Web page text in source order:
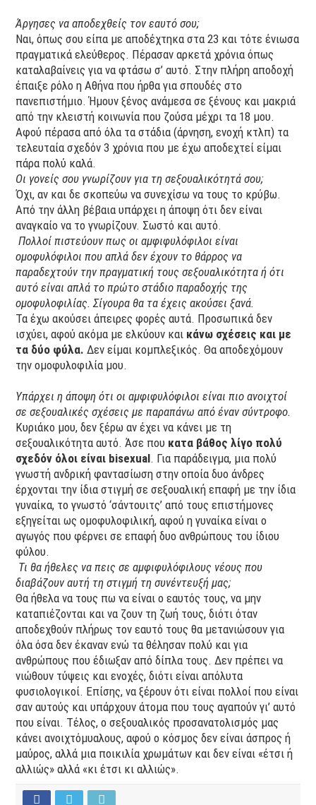
Άργησες να αποδεχθείς τον εαυτό σου;
Ναι, όπως σου είπα με αποδέχτηκα στα 23 και τότε ένιωσα
πραγματικά ελεύθερος. Πέρασαν αρκετά χρόνια όπως
καταλαβαίνεις για να φτάσω σ’ αυτό. Στην πλήρη αποδοχή
έπαιξε ρόλο η Αθήνα που ήρθα για σπουδές στο
πανεπιστήμιο. Ήμουν ξένος ανάμεσα σε ξένους και μακριά
από την κλειστή κοινωνία που ζούσα μέχρι τα 18 μου.
Αφού πέρασα από όλα τα στάδια (άρνηση, ενοχή κτλπ) τα
τελευταία σχεδόν 3 χρόνια που με έχω αποδεχτεί είμαι
πάρα πολύ καλά.
Οι γονείς σου γνωρίζουν για τη σεξουαλικότητά σου;
Όχι, αν και δε σκοπεύω να συνεχίσω να τους το κρύβω.
Από την άλλη βέβαια υπάρχει η άποψη ότι δεν είναι
αναγκαίο να το γνωρίζουν. Σωστό και αυτό.
Πολλοί πιστεύουν πως οι αμφιφυλόφιλοι είναι
ομοφυλόφιλοι που απλά δεν έχουν το θάρρος να
παραδεχτούν την πραγματική τους σεξουαλικότητα ή ότι
αυτό είναι απλά το πρώτο στάδιο παραδοχής της
ομοφυλοφιλίας. Σίγουρα θα τα έχεις ακούσει ξανά.
Τα έχω ακούσει άπειρες φορές αυτά. Προσωπικά δεν
ισχύει, αφού ακόμα με ελκύουν και κάνω σχέσεις και με
τα δύο φύλα. Δεν είμαι κομπλεξικός. Θα αποδεχόμουν
την ομοφυλοφιλία μου.
Υπάρχει η άποψη ότι οι αμφιφυλόφιλοι είναι πιο ανοιχτοί
σε σεξουαλικές σχέσεις με παραπάνω από έναν σύντροφο.
Κυριάκο μου, δεν ξέρω αν έχει να κάνει με τη
σεξουαλικότητα αυτό. Άσε που κατα βάθος λίγο πολύ
σχεδόν όλοι είναι bisexual. Για παράδειγμα, μια πολύ
γνωστή ανδρική φαντασίωση στην οποία δυο άνδρες
έρχονται την ίδια στιγμή σε σεξουαλική επαφή με την ίδια
γυναίκα, το γνωστό ‘σάντουιτς’ από τους επιστήμονες
εξηγείται ως ομοφυλοφιλική, αφού η γυναίκα είναι ο
αγωγός που φέρνει σε επαφή δυο ανθρώπους του ίδιου
φύλου.
Τι θα ήθελες να πεις σε αμφιφυλόφιλους νέους που
διαβάζουν αυτή τη στιγμή τη συνέντευξή μας;
Θα ήθελα να τους πω να είναι ο εαυτός τους, να μην
καταπιέζονται και να ζουν τη ζωή τους, διότι όταν
αποδεχθούν πλήρως τον εαυτό τους θα μετανιώσουν για
όλα όσα δεν έκαναν ενώ τα θέλησαν πολύ και για
ανθρώπους που έδιωξαν από δίπλα τους. Δεν πρέπει να
νιώθουν τύψεις και ενοχές, διότι είναι απόλυτα
φυσιολογικοί. Επίσης, να ξέρουν ότι είναι πολλοί που είναι
σαν αυτούς και υπάρχουν άτομα που τους αγαπούν γι’ αυτό
που είναι. Τέλος, ο σεξουαλικός προσανατολισμός μας
κάνει ανοιχτόμυαλους, αφού ο κόσμος δεν είναι άσπρος ή
μαύρος, αλλά μια ποικιλία χρωμάτων και δεν είναι «έτσι ή
αλλιώς» αλλά «κι έτσι κι αλλιώς».